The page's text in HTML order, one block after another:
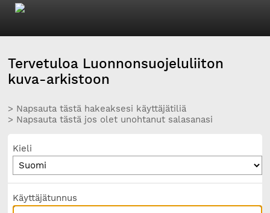
Tervetuloa Luonnonsuojeluliiton
kuva-arkistoon
> Napsauta tästä hakeaksesi käyttäjätiliä
> Napsauta tästä jos olet unohtanut salasanasi
Kieli
Käyttäjätunnus